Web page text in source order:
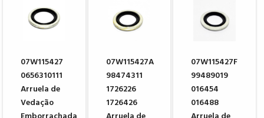
07W115427
0656310111
Arruela de
Vedação
07W115427A
98474311
1726226
1726426
07W115427F
99489019
016454
016488